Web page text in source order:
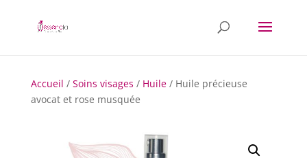
Accueil / Soins visages / Huile/ Huile précieuse
avocat et rose musquée